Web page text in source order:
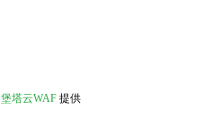
堡塔云WAF 提供